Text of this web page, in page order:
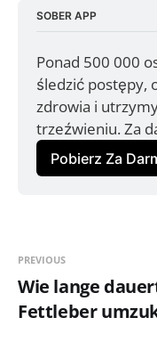
SOBER APP
Ponad 500 000
śledzić postępy,
zdrowia i
trzeźwieniu. Za
Pobierz Za
PREVIOUS
Wie lange
Fettleber